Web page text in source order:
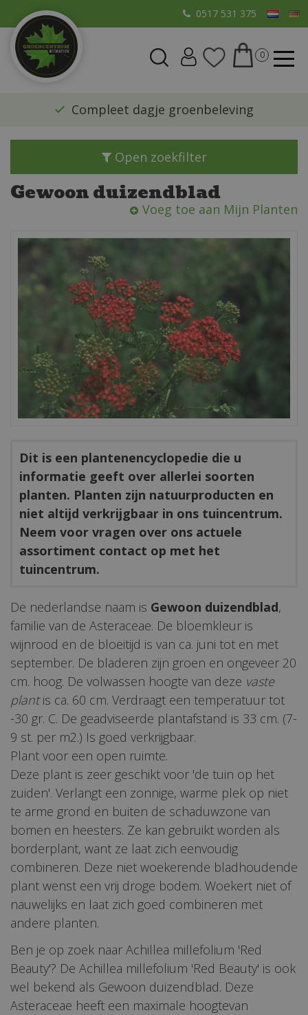
a
0517 531 375
​Compleet dagje groenbeleving
Open zoekfilter
Gewoon duizendblad
Voeg toe aan Mijn Planten
Dit is een plantenencyclopedie die u
informatie geeft over allerlei soorten
planten. Planten zijn natuurproducten en
niet altijd verkrijgbaar in ons tuincentrum.
Neem voor vragen over ons actuele
assortiment contact op met het
tuincentrum.
De nederlandse naam is Gewoon duizendblad,
familie van de Asteraceae. De bloemkleur is
wijnrood en de bloeitijd is van ca. juni tot en met
september. De bladeren zijn groen en ongeveer 20
cm. hoog. De volwassen hoogte van deze vaste
plantis ca. 60 cm. Verdraagt een temperatuur tot
-30 gr. C. De geadviseerde plantafstand is 33 cm. (7-
9 st. per m2.) Is goed verkrijgbaar.
Plant voor een open ruimte.
Deze plant is zeer geschikt voor 'de tuin op het
zuiden'. Verlangt een zonnige, warme plek op niet
te arme grond en buiten de schaduwzone van
bomen en heesters. Ze kan gebruikt worden als
borderplant, want ze laat zich eenvoudig
combineren. Deze niet woekerende bladhoudende
plant wenst een vrij droge bodem. Woekert niet of
nauwelijks en laat zich goed combineren met
andere planten.
Ben je op zoek naar Achillea millefolium 'Red
Beauty'? De Achillea millefolium 'Red Beauty' is ook
wel bekend als Gewoon duizendblad. Deze
Asteraceae heeft een maximale hoogtevan